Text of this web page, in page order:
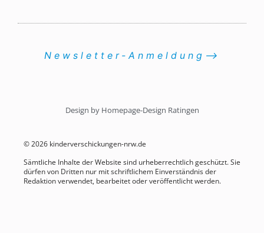
Newsletter-Anmeldung⟶
Design by Homepage-Design Ratingen
© 2026 kinderverschickungen-nrw.de
Sämtliche Inhalte der Website sind urheberrechtlich geschützt. Sie
dürfen von Dritten nur mit schriftlichem Einverständnis der
Redaktion verwendet, bearbeitet oder veröffentlicht werden.